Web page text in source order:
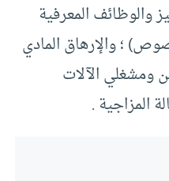
والوظائف المعرفية
؛ والإرهاق المادي
ومشغلي الآلات
المزاجية .